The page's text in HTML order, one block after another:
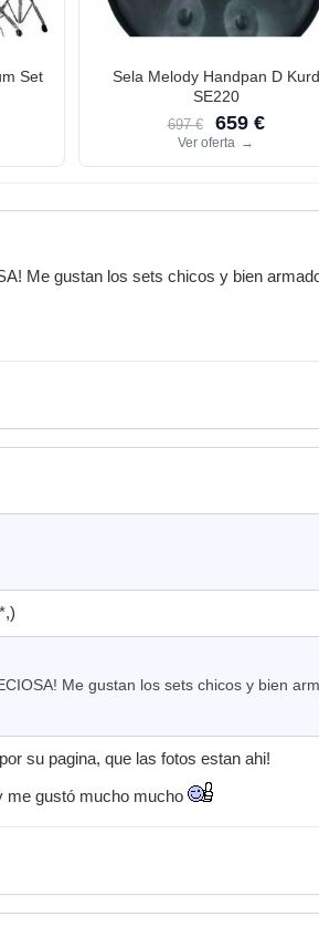
Set
Sela Melody Handpan D Kurd
SE220
697 € 659 €
Ver oferta →
Me gustan los sets chicos y bien
Me gustan los sets chicos y bien
su pagina, que las fotos estan ahi!
me gustó mucho mucho